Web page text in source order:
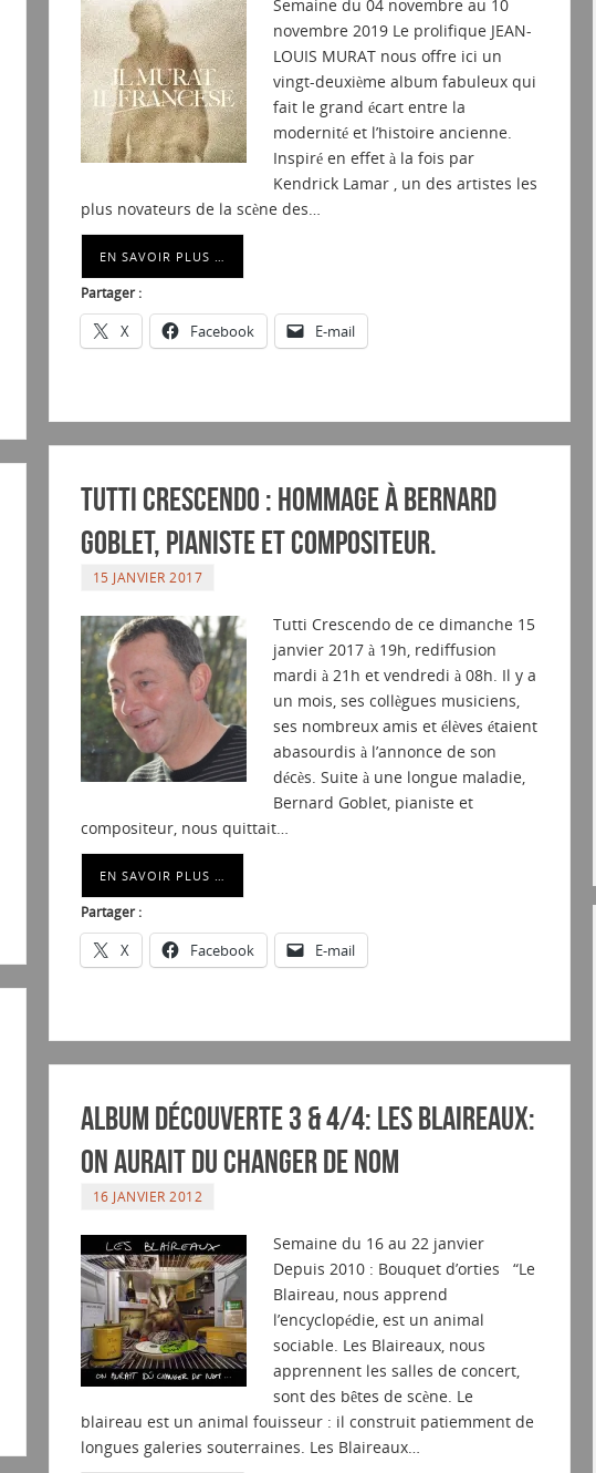
Semaine du 04 novembre au 10
novembre 2019 Le prolifique JEAN-
LOUIS MURAT nous offre ici un
vingt-deuxième album fabuleux qui
fait le grand écart entre la
modernité et l’histoire ancienne.
Inspiré en effet à la fois par
Kendrick Lamar , un des artistes les
plus novateurs de la scène des…
EN SAVOIR PLUS …
Partager :
X Facebook E-mail
Tutti Crescendo : Hommage à Bernard
Goblet, pianiste et compositeur.
15 JANVIER 2017
Tutti Crescendo de ce dimanche 15
janvier 2017 à 19h, rediffusion
mardi à 21h et vendredi à 08h. Il y a
un mois, ses collègues musiciens,
ses nombreux amis et élèves étaient
abasourdis à l’annonce de son
décès. Suite à une longue maladie,
Bernard Goblet, pianiste et
compositeur, nous quittait…
EN SAVOIR PLUS …
Partager :
X Facebook E-mail
Album découverte 3 & 4/4: LES BLAIREAUX:
ON AURAIT DU CHANGER DE NOM
16 JANVIER 2012
Semaine du 16 au 22 janvier
Depuis 2010 : Bouquet d’orties “Le
Blaireau, nous apprend
l’encyclopédie, est un animal
sociable. Les Blaireaux, nous
apprennent les salles de concert,
sont des bêtes de scène. Le
blaireau est un animal fouisseur : il construit patiemment de
longues galeries souterraines. Les Blaireaux…